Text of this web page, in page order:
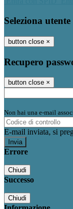
Seleziona utente
button close ×
Recupero
button close ×
Non hai una e-mail
E-mail inviata, si
Errore
Chiudi
Successo
Chiudi